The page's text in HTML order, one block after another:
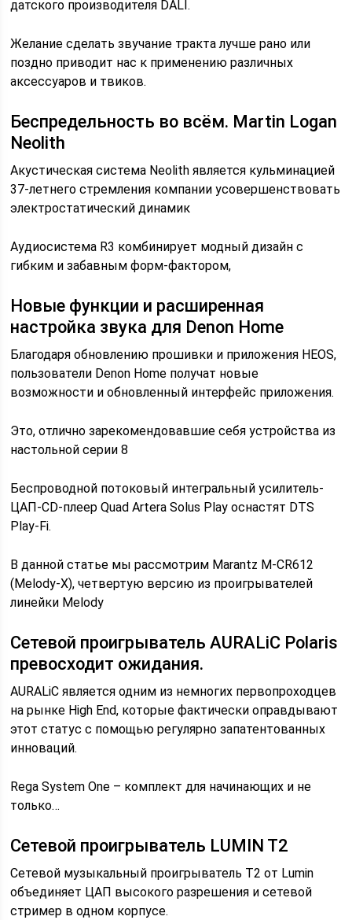
датского производителя DALI.
Желание сделать звучание тракта лучше рано или
поздно приводит нас к применению различных
аксессуаров и твиков.
Беспредельность во всём. Martin Logan
Neolith
Акустическая система Neolith является кульминацией
37-летнего стремления компании усовершенствовать
электростатический динамик
Аудиосистема R3 комбинирует модный дизайн с
гибким и забавным форм-фактором,
Новые функции и расширенная
настройка звука для Denon Home
Благодаря обновлению прошивки и приложения HEOS,
пользователи Denon Home получат новые
возможности и обновленный интерфейс приложения.
Это, отлично зарекомендовавшие себя устройства из
настольной серии 8
Беспроводной потоковый интегральный усилитель-
ЦАП-CD-плеер Quad Artera Solus Play оснастят DTS
Play-Fi.
В данной статье мы рассмотрим Marantz M-CR612
(Melody-X), четвертую версию из проигрывателей
линейки Melody
Cетевой проигрыватель AURALiC Polaris
превосходит ожидания.
AURALiC является одним из немногих первопроходцев
на рынке High End, которые фактически оправдывают
этот статус с помощью регулярно запатентованных
инноваций.
Rega System One – комплект для начинающих и не
только…
Сетевой проигрыватель LUMIN T2
Сетевой музыкальный проигрыватель T2 от Lumin
объединяет ЦАП высокого разрешения и сетевой
стример в одном корпусе.